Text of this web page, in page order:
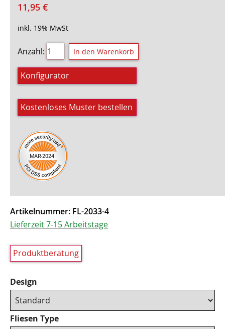
Artikelnummer: FL-2033-4
Lieferzeit 7-15 Arbeitstage
Produktberatung
Design
Fliesen Type
11,95 €
inkl. 19% MwSt
Anzahl:
Konfigurator
Kostenloses Muster bestellen